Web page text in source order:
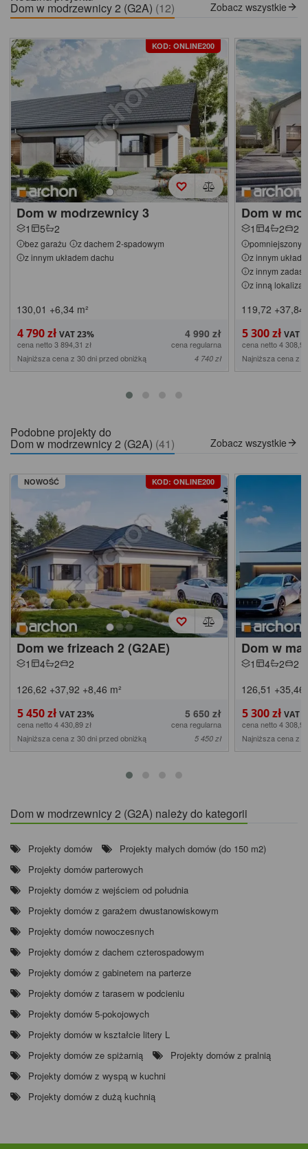
Dom w modrzewnicy 2 (G2A) (12) Zobacz wszystkie
KOD: ONLINE200
Dom w modrzewnicy 3
1 5 2
bez garażu
z dachem 2-spadowym
z innym układem dachu
130,01 +6,34 m²
4 790 zł 4 990 zł
cena netto 3 894,31 zł
cena regularna
Najniższa cena z 30 dni przed obniżką
4 740 zł
Dom w
1 4 2 2
pomniejszony
z innym
z innym
z inną
119,72 +37,84
5 300 zł
cena netto 4
Najniższa cena z
Podobne projekty do
Dom w modrzewnicy 2 (G2A) (41) Zobacz wszystkie
NOWOŚĆ KOD: ONLINE200
Dom we frizeach 2 (G2AE)
1 4 2
2
126,62 +37,92 +8,46 m²
5 450 zł 5 650 zł
cena netto 4 430,89 zł
cena regularna
Najniższa cena z 30 dni przed obniżką
5 450 zł
Dom w
1 4 2
2
126,51 +35,46
5 300 zł
cena netto 4
Najniższa cena z
Dom w modrzewnicy 2 (G2A) należy do kategorii
Projekty domów
Projekty małych domów (do 150 m2)
Projekty domów parterowych
Projekty domów z wejściem od południa
Projekty domów z garażem dwustanowiskowym
Projekty domów nowoczesnych
Projekty domów z dachem czterospadowym
Projekty domów z gabinetem na parterze
Projekty domów z tarasem w podcieniu
Projekty domów 5-pokojowych
Projekty domów w kształcie litery L
Projekty domów ze spiżarnią
Projekty domów z pralnią
Projekty domów z wyspą w kuchni
Projekty domów z dużą kuchnią